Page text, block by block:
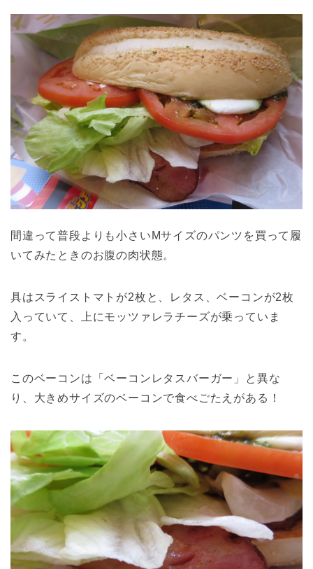
間違って普段よりも小さいMサイズのパンツを買って履
いてみたときのお腹の肉状態。
具はスライストマトが2枚と、レタス、ベーコンが2枚
入っていて、上にモッツァレラチーズが乗っていま
す。
このベーコンは「ベーコンレタスバーガー」と異な
り、大きめサイズのベーコンで食べごたえがある！